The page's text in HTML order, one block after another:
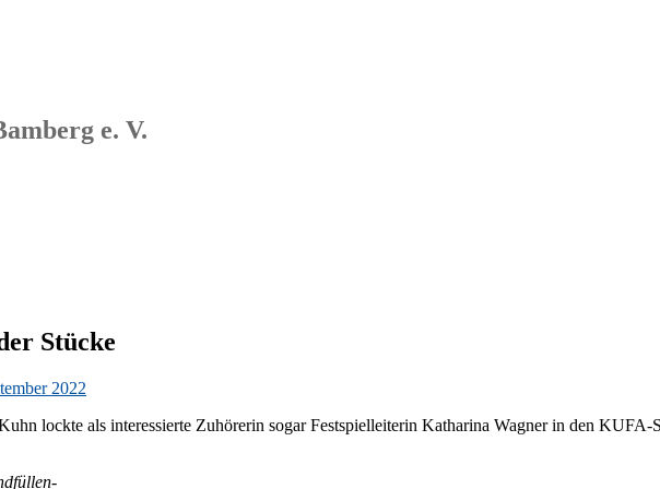
e. V.
Stücke
2022
lock­te als in­ter­es­sier­te Zu­hö­re­rin so­gar Fest­spiel­lei­te­rin Ka­tha­ri­na Wag­ner in den KUFA-